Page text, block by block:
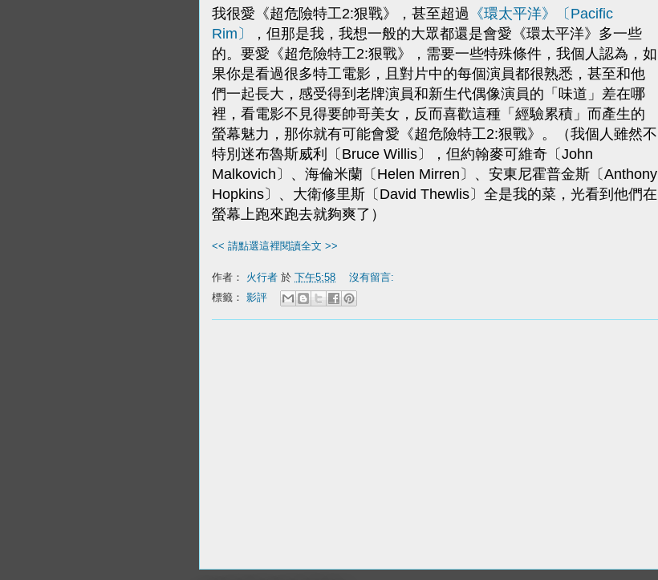
我很愛《超危險特工2:狠戰》，甚至超過 《環太平洋》〔Pacific
Rim〕
，但那是我，我想一般的大眾都還是會愛《環太平洋》多一些
的。要愛《超危險特工2:狠戰》，需要一些特殊條件，我個人認為，如
果你是看過很多特工電影，且對片中的每個演員都很熟悉，甚至和他
們一起長大，感受得到老牌演員和新生代偶像演員的「味道」差在哪
裡，看電影不見得要帥哥美女，反而喜歡這種「經驗累積」而產生的
螢幕魅力，那你就有可能會愛《超危險特工2:狠戰》。（我個人雖然不
特別迷布魯斯威利〔Bruce Willis〕，但約翰麥可維奇〔John
Malkovich〕、海倫米蘭〔Helen Mirren〕、安東尼霍普金斯〔Anthony
Hopkins〕、大衛修里斯〔David Thewlis〕全是我的菜，光看到他們在
螢幕上跑來跑去就夠爽了）
<< 請點選這裡閱讀全文 >>
作者： 火行者 於 下午5:58
沒有留言:
標籤： 影評